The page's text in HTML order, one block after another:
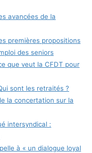
avancées de la
premières propositions
des seniors
que veut la CFDT pour
sont les retraités ?
la concertation sur la
intersyndical :
à « un dialogue loyal